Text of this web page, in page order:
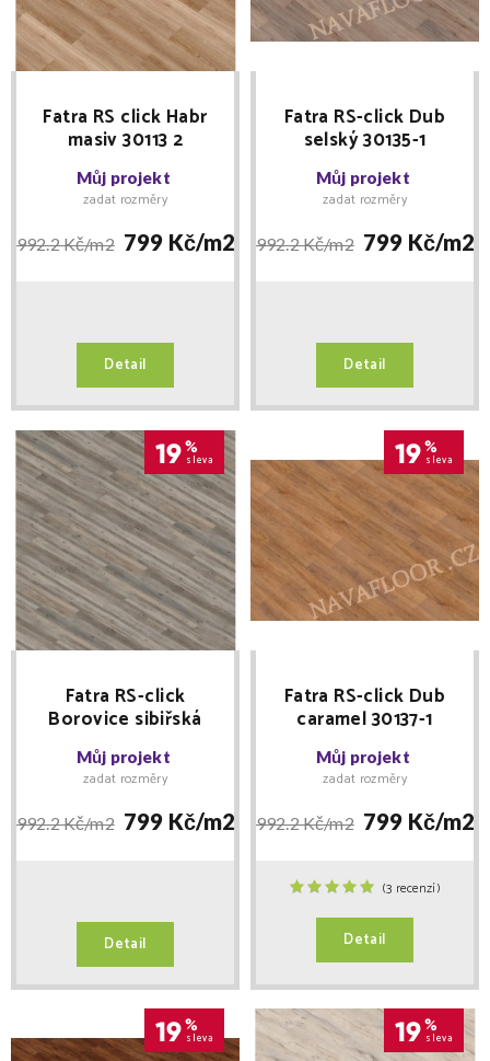
Fatra RS click Habr
masiv 30113 2
Můj projekt
zadat rozměry
992.2 Kč/m2 799 Kč/m2
Detail
Fatra RS-click Dub
selský 30135-1
Můj projekt
zadat rozměry
992.2 Kč/m2 799 Kč/m2
Detail
19%
sleva
Fatra RS-click
Borovice sibiřská
30128-1
Můj projekt
zadat rozměry
992.2 Kč/m2 799 Kč/m2
Detail
19%
sleva
Fatra RS-click Dub
caramel 30137-1
Můj projekt
zadat rozměry
992.2 Kč/m2 799 Kč/m2
(3 recenzí)
Detail
19%
sleva 19%
sleva